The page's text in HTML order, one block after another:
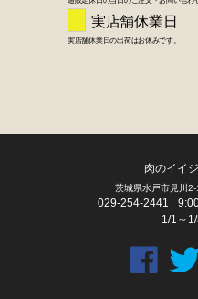
肉のイイ
茨城県水戸市見川
029-254-2441
1/1～